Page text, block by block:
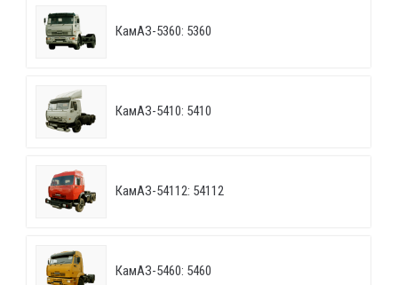
КамАЗ-5360: 5360
КамАЗ-5410: 5410
КамАЗ-54112: 54112
КамАЗ-5460: 5460